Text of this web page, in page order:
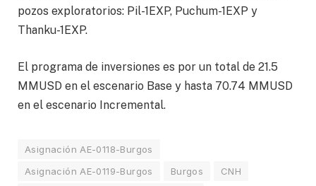
pozos exploratorios: Pil-1EXP, Puchum-1EXP y
Thanku-1EXP.
El programa de inversiones es por un total de 21.5
MMUSD en el escenario Base y hasta 70.74 MMUSD
en el escenario Incremental.
Asignación AE-0118-Burgos
Asignación AE-0119-Burgos
Burgos
CNH